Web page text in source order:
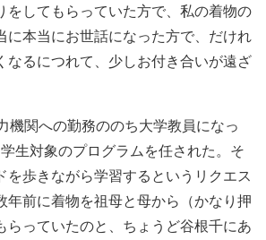
をしてもらっていた方で、私の着物の
に本当にお世話になった方で、だけれ
なるにつれて、少しお付き合いが遠ざ
機関への勤務ののち大学教員になっ
生対象のプログラムを任された。そ
を歩きながら学習するというリクエス
年前に着物を祖母と母から（かなり押
らっていたのと、ちょうど谷根千にあ